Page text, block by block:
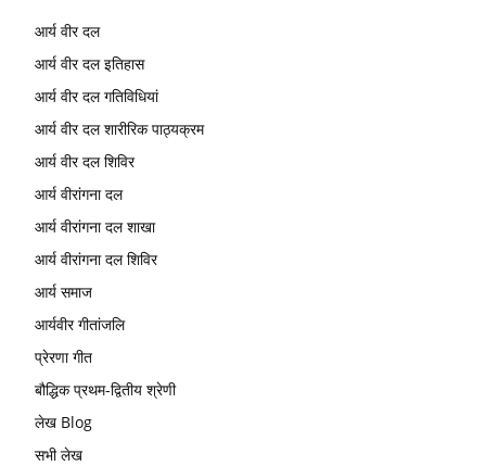
आर्य वीर दल
आर्य वीर दल इतिहास
आर्य वीर दल गतिविधियां
आर्य वीर दल शारीरिक पाठ्यक्रम
आर्य वीर दल शिविर
आर्य वीरांगना दल
आर्य वीरांगना दल शाखा
आर्य वीरांगना दल शिविर
आर्य समाज
आर्यवीर गीतांजलि
प्रेरणा गीत
बौद्धिक प्रथम-द्वितीय श्रेणी
लेख Blog
सभी लेख